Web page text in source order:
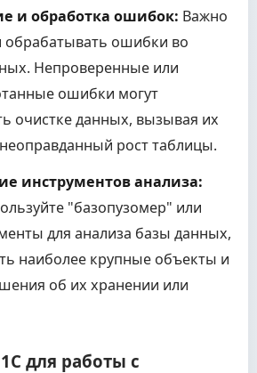
и обработка ошибок: Важно
обрабатывать ошибки во
Непроверенные или
ошибки могут
очистке данных, вызывая их
рост таблицы.
инструментов анализа:
"базопузомер" или
для анализа базы данных,
наиболее крупные объекты и
об их хранении или
для работы с